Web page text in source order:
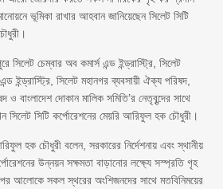
ভূমিকা রাখার আহবান জানিয়েছেন সিলেট সিটি
চেম্বার অব কমার্স এন্ড ইন্ড্রাস্ট্রি, সিলেট
ইন্ড্রাস্ট্রি, সিলেট মহানগর ব্যবসায়ী ঐক্য পরিষদ,
ও বাংলাদেশ দোকান মালিক সমিতি’র নেতৃবৃন্দের সাথে
সিলেট সিটি কর্পোরেশনের মেয়রি আরিফুল হক চৌধুরী।
হক চৌধুরী বলেন, সরকারের নির্দেশনায় এবং স্থানীয়
উন্নয়ন সক্ষমতা বাড়ানোর লক্ষ্যে সস্প্রতি গৃহ
আলোকে সকল স্থরের অংশিজনদের সাথে মতবিনিময়ের